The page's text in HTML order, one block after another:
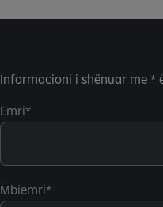
Informacioni i shënuar me *
Emri
Mbiemri